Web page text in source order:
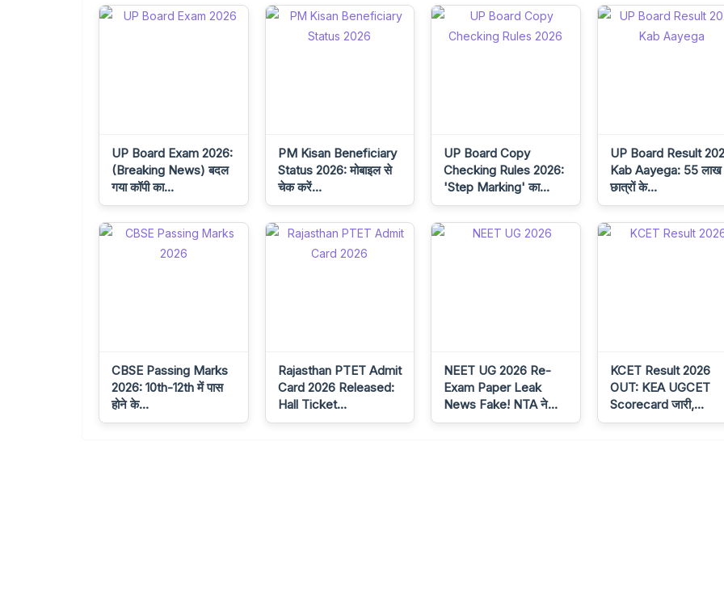
UP Board Exam 2026:
(Breaking News) बदल
गया कॉपी का…
PM Kisan Beneficiary
Status 2026: मोबाइल से
चेक करें…
UP Board Copy
Checking Rules 2026:
'Step Marking' का…
UP Board Result
Kab Aayega: 55 लाख
छात्रों के…
CBSE Passing Marks
2026: 10th-12th में पास
होने के…
Rajasthan PTET Admit
Card 2026 Released:
Hall Ticket…
NEET UG 2026 Re-
Exam Paper Leak
News Fake! NTA ने…
KCET Result 2026
OUT: KEA UGCET
Scorecard जारी,…